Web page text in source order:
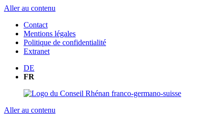
Aller au contenu
Contact
Mentions légales
Politique de confidentialité
Extranet
DE
FR
Aller au contenu